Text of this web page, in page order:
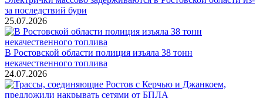
за последствий бури
25.07.2026
В Ростовской области полиция изъяла 38 тонн
некачественного топлива
24.07.2026